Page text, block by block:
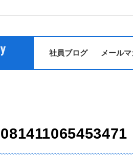
社員ブログ メール